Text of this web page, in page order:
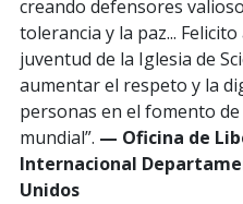
creando defensores
tolerancia y la paz...
juventud de la Iglesia de
aumentar el respeto y la
personas en el fomento
mundial”. — Oficina de
Internacional
Unidos